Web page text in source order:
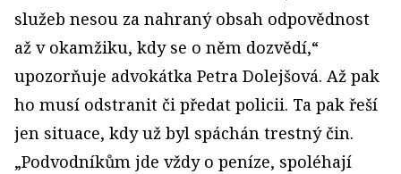
služeb nesou za nahraný obsah odpovědnost
až v okamžiku, kdy se o něm dozvědí,“
upozorňuje advokátka Petra Dolejšová. Až pak
ho musí odstranit či předat policii. Ta pak řeší
jen situace, kdy už byl spáchán trestný čin.
„Podvodníkům jde vždy o peníze, spoléhají